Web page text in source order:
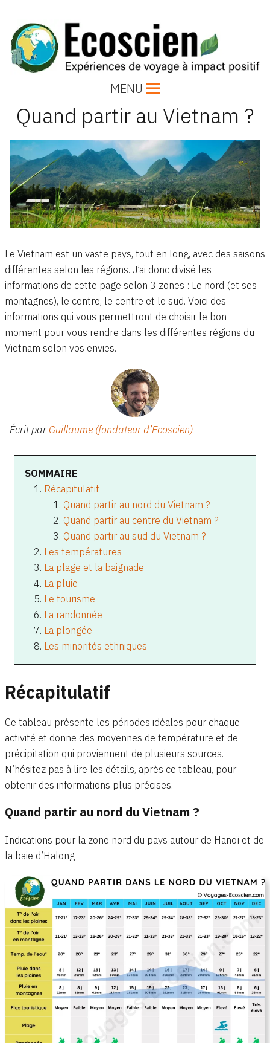
contenu
Voyages Ecoscien
Expériences de voyage responsables, éthiques et culturels
MENU
Quand partir au Vietnam ?
Le Vietnam est un vaste pays, tout en long, avec des saisons
différentes selon les régions. J’ai donc divisé les
informations de cette page selon 3 zones : Le nord (et ses
montagnes), le centre, le centre et le sud. Voici des
informations qui vous permettront de choisir le bon
moment pour vous rendre dans les différentes régions du
Vietnam selon vos envies.
Écrit parGuillaume (fondateur d’Ecoscien)
SOMMAIRE
Récapitulatif
Quand partir au nord du Vietnam ?
Quand partir au centre du Vietnam ?
Quand partir au sud du Vietnam ?
Les températures
La plage et la baignade
La pluie
Le tourisme
La randonnée
La plongée
Les minorités ethniques
Récapitulatif
Ce tableau présente les périodes idéales pour chaque
activité et donne des moyennes de température et de
précipitation qui proviennent de plusieurs sources.
N’hésitez pas à lire les détails, après ce tableau, pour
obtenir des informations plus précises.
Quand partir au nord du Vietnam ?
Indications pour la zone nord du pays autour de Hanoï et de
la baie d’Halong